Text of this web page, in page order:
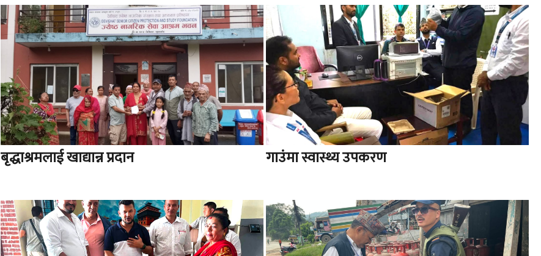
बृद्धाश्रमलाई खाद्यान्न प्रदान गाउंमा स्वास्थ्य उपकरण